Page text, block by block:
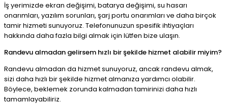
İş yerimizde ekran değişimi, batarya değişimi, su hasarı
onarımları, yazılım sorunları, şarj portu onarımları ve daha birçok
tamir hizmeti sunuyoruz. Telefonunuzun spesifik ihtiyaçları
hakkında daha fazla bilgi almak için lütfen bize ulaşın.
Randevu almadan gelirsem hızlı bir şekilde hizmet alabilir miyim?
Randevu almadan da hizmet sunuyoruz, ancak randevu almak,
sizi daha hızlı bir şekilde hizmet almanıza yardımcı olabilir.
Böylece, beklemek zorunda kalmadan tamirinizi daha hızlı
tamamlayabiliriz.